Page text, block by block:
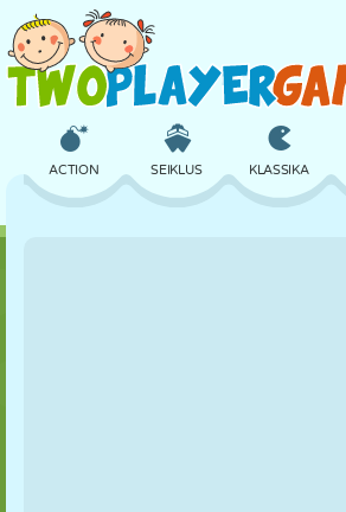
ACTION SEIKLUS KLASSIKA